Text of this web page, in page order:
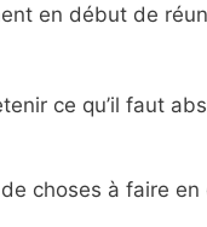
en début de
ce qu’il faut
choses à faire